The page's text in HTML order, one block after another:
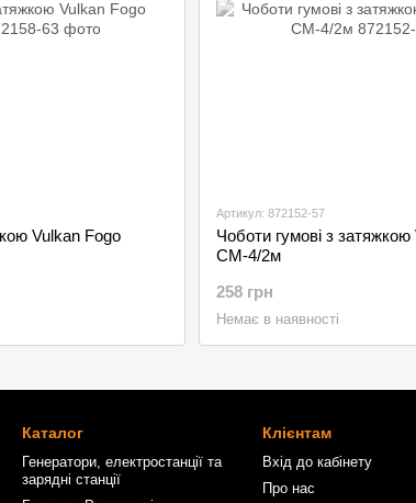
Vulkan Fogo
Артикул: 872152-57
Чоботи гумові з
СМ-4/2м
258 грн
Немає в наявності
Каталог
Генератори, електростанції та
зарядні станції
Клієнтам
Вхід до кабінету
Про нас